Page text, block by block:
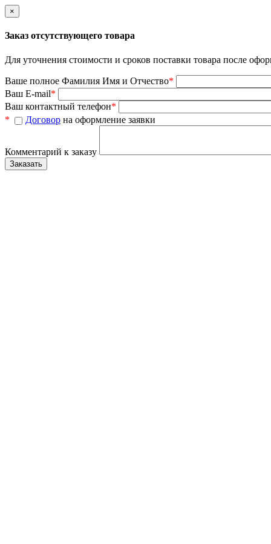
×
Заказ отсутствующего товара
Для уточнения стоимости и сроков поставки товара после
Ваше полное Фамилия Имя и Отчество*
Ваш E-mail*
Ваш контактный телефон*
*
Договор на оформление заявки
Комментарий к заказу